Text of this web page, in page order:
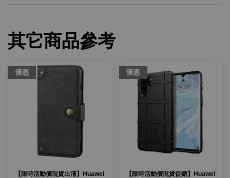
其它商品參考
優惠
【限時活動價現貨出清】Huawei
優惠
【限時活動價現貨促銷】Huawei